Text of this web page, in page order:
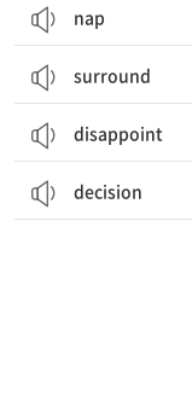
nap
surround
disappoint
decision